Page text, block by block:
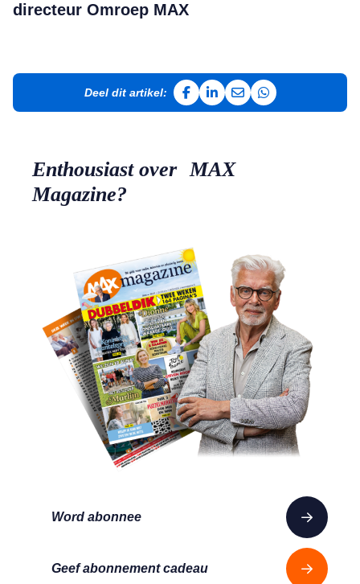
directeur Omroep MAX
Deel dit artikel:
Deel op Facebook
Deel op LinkedIn
Deel via e-mail
Deel via WhatsApp
Word abonnee
Geef abonnement cadeau
Enthousiast over MAX
Magazine?